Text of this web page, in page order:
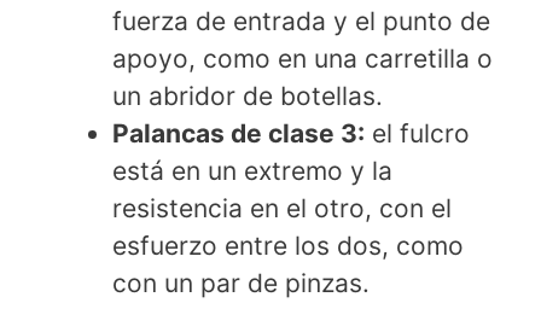
fuerza de entrada y el punto de
apoyo, como en una carretilla o
un abridor de botellas.
Palancas de clase 3: el fulcro
está en un extremo y la
resistencia en el otro, con el
esfuerzo entre los dos, como
con un par de pinzas.